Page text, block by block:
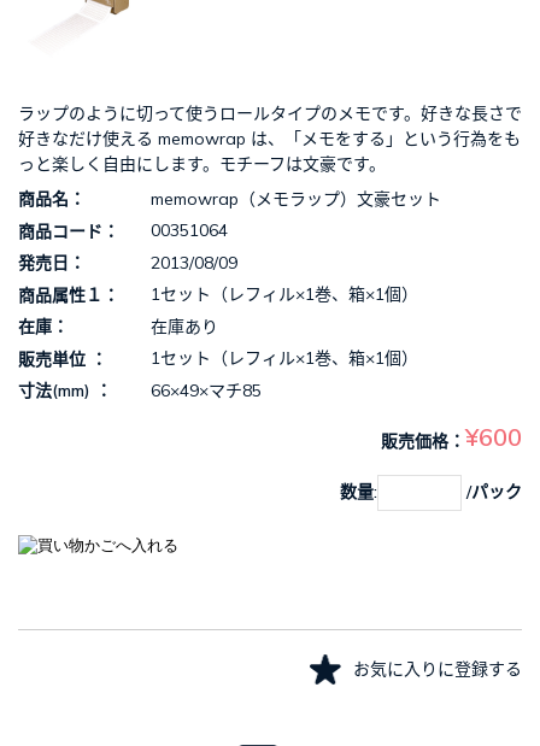
ラップのように切って使うロールタイプのメモです。好きな長さで
好きなだけ使える memowrap は、「メモをする」という行為をも
っと楽しく自由にします。モチーフは文豪です。
商品名
memowrap（メモラップ）文豪セット
商品コード
00351064
発売日
2013/08/09
商品属性１
1セット（レフィル×1巻、箱×1個）
在庫
在庫あり
販売単位
1セット（レフィル×1巻、箱×1個）
寸法(mm)
66×49×マチ85
販売価格 ¥600
数量: /パック
お気に入りに登録する